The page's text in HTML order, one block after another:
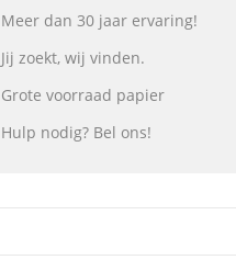
Meer dan 30 jaar ervaring!
Jij zoekt, wij vinden.
Grote voorraad papier
Hulp nodig? Bel ons!